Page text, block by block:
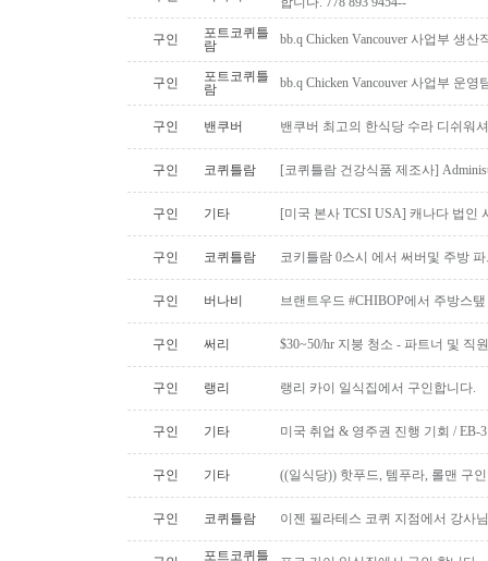
구인
포트코퀴틀
람
bb.q Chicken Vancouver 사업부 생
구인
포트코퀴틀
람
bb.q Chicken Vancouver 사업부 운
구인 밴쿠버 밴쿠버 최고의 한식당 수라 디쉬워
구인 코퀴틀람 [코퀴틀람 건강식품 제조사]
구인 기타 [미국 본사 TCSI USA] 캐나다 법인
구인 코퀴틀람 코키틀람 0스시 에서 써버및 주방
구인 버나비 브랜트우드 #CHIBOP에서 주방스
구인 써리 $30~50/hr 지붕 청소 - 파트너 및 직
구인 랭리 랭리 카이 일식집에서 구인합니다.
구인 기타 미국 취업 & 영주권 진행 기회 / EB-
구인 기타 ((일식당)) 핫푸드, 템푸라, 롤맨 구
구인 코퀴틀람 이젠 필라테스 코퀴 지점에서 강사
포트코퀴틀